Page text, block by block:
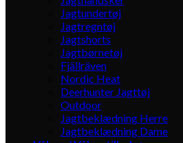
Jagtundertøj
Jagtregntøj
Jagtshorts
Jagtbørnetøj
Fjällräven
Nordic Heat
Deerhunter Jagttøj
Outdoor
Jagtbeklædning Herre
Jagtbeklædning Dame